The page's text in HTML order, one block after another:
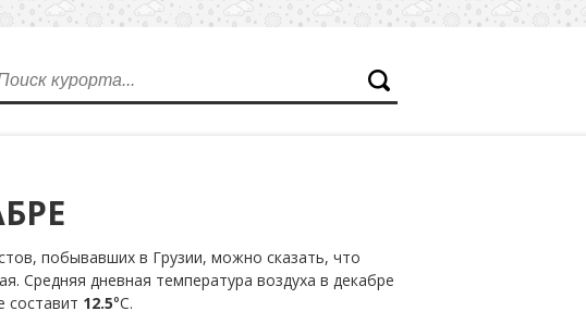
побывавших в Грузии, можно сказать, что
Средняя дневная температура воздуха в декабре
составит 12.5°С.